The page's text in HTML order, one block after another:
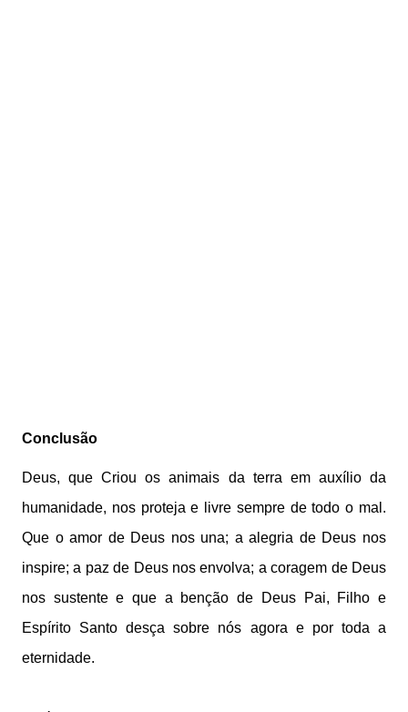
Conclusão
Deus, que Criou os animais da terra em auxílio da
humanidade, nos proteja e livre sempre de todo o mal.
Que o amor de Deus nos una; a alegria de Deus nos
inspire; a paz de Deus nos envolva; a coragem de Deus
nos sustente e que a benção de Deus Pai, Filho e
Espírito Santo desça sobre nós agora e por toda a
eternidade.